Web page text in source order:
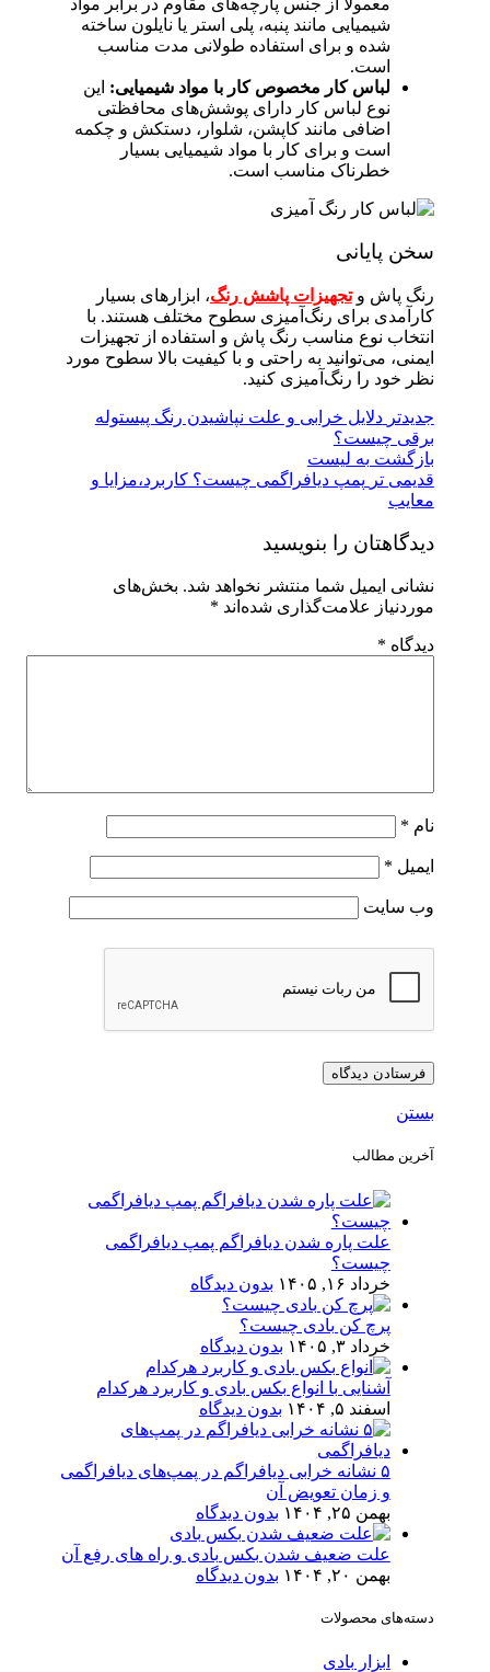
معمولاً از جنس پارچه‌های مقاوم در برابر مواد
شیمیایی مانند پنبه، پلی استر یا نایلون ساخته
شده و برای استفاده طولانی مدت مناسب
است.
لباس کار مخصوص کار با مواد شیمیایی: این
نوع لباس کار دارای پوشش‌های محافظتی
اضافی مانند کاپشن، شلوار، دستکش و چکمه
است و برای کار با مواد شیمیایی بسیار
خطرناک مناسب است.
سخن پایانی
رنگ پاش وتجهیزات پاشش رنگ، ابزارهای بسیار
کارآمدی برای رنگ‌آمیزی سطوح مختلف هستند. با
انتخاب نوع مناسب رنگ پاش و استفاده از تجهیزات
ایمنی، می‌توانید به راحتی و با کیفیت بالا سطوح مورد
نظر خود را رنگ‌آمیزی کنید.
جدیدتر دلایل خرابی و علت نپاشیدن رنگ پیستوله
برقی چیست؟
بازگشت به لیست
قدیمی تر پمپ دیافراگمی چیست؟ کاربرد،مزایا و
معایب
دیدگاهتان را بنویسید
نشانی ایمیل شما منتشر نخواهد شد. بخش‌های
موردنیاز علامت‌گذاری شده‌اند *
دیدگاه *
نام *
ایمیل *
وب‌ سایت
بستن
آخرین مطالب
علت پاره شدن دیافراگم پمپ دیافراگمی
چیست؟
خرداد ۱۶, ۱۴۰۵
بدون دیدگاه
پرچ کن بادی چیست؟
خرداد ۳, ۱۴۰۵
بدون دیدگاه
آشنایی با انواع بکس بادی و کاربرد هرکدام
اسفند ۵, ۱۴۰۴
بدون دیدگاه
۵ نشانه خرابی دیافراگم در پمپ‌های دیافراگمی
و زمان تعویض آن
بهمن ۲۵, ۱۴۰۴
بدون دیدگاه
علت ضعیف شدن بکس بادی و راه های رفع آن
بهمن ۲۰, ۱۴۰۴
بدون دیدگاه
دسته‌های محصولات
ابزار بادی